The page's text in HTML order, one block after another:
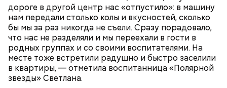
дороге в другой центр нас «отпустило»: в машину
нам передали столько колы и вкусностей, сколько
бы мы за раз никогда не съели. Сразу порадовало,
что нас не разделяли и мы переехали в гости в
родных группах и со своими воспитателями. На
месте тоже встретили радушно и быстро заселили
в квартиры, — отметила воспитанница «Полярной
звезды» Светлана.
А еще, удержав меч палача, святой Николай спас от
смерти трех мужей, невинно осужденных
корыстолюбивым градоначальником.
2-3 картофелины,
1 некрупное яблоко,
1 некрупный помидор,
2 корня сельдерея,
салатная заправка.